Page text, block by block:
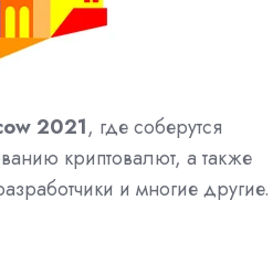
2021, где соберутся
криптовалют, а также
и многие другие.